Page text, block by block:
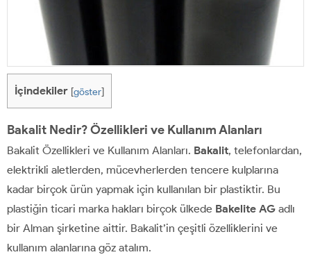
İçindekiler [göster]
Bakalit Nedir? Özellikleri ve Kullanım Alanları
Bakalit Özellikleri ve Kullanım Alanları. Bakalit, telefonlardan,
elektrikli aletlerden, mücevherlerden tencere kulplarına
kadar birçok ürün yapmak için kullanılan bir plastiktir. Bu
plastiğin ticari marka hakları birçok ülkede Bakelite AG adlı
bir Alman şirketine aittir. Bakalit’in çeşitli özelliklerini ve
kullanım alanlarına göz atalım.